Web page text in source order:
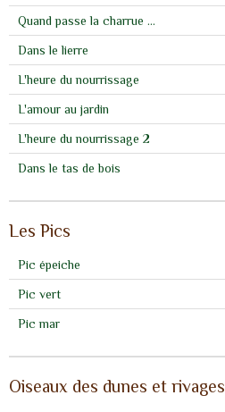
Quand passe la charrue ...
Dans le lierre
L'heure du nourrissage
L'amour au jardin
L'heure du nourrissage 2
Dans le tas de bois
Les Pics
Pic épeiche
Pic vert
Pic mar
Oiseaux des dunes et rivages